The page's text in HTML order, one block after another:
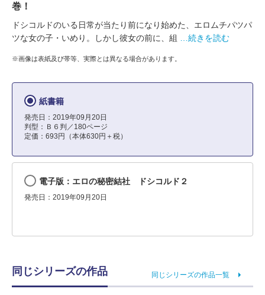
巻！
ドシコルドのいる日常が当たり前になり始めた、エロムチパツパ
ツな女の子・いめり。しかし彼女の前に、組
…続きを読む
※画像は表紙及び帯等、実際とは異なる場合があります。
紙書籍
発売日：2019年09月20日
判型：Ｂ６判／180ページ
定価：693円（本体630円＋税）
電子版：エロの秘密結社 ドシコルド２
発売日：2019年09月20日
同じシリーズの作品 同じシリーズの作品一覧